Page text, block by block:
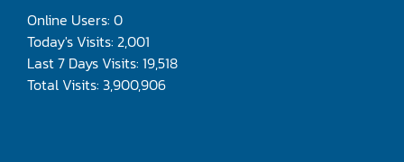
Online Users: 0
Today's Visits: 2,001
Last 7 Days Visits: 19,518
Total Visits: 3,900,906